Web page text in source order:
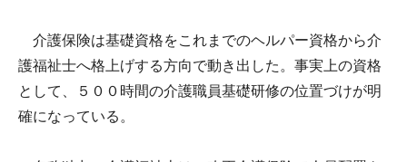
介護保険は基礎資格をこれまでのヘルパー資格から介
護福祉士へ格上げする方向で動き出した。事実上の資格
として、５００時間の介護職員基礎研修の位置づけが明
確になっている。